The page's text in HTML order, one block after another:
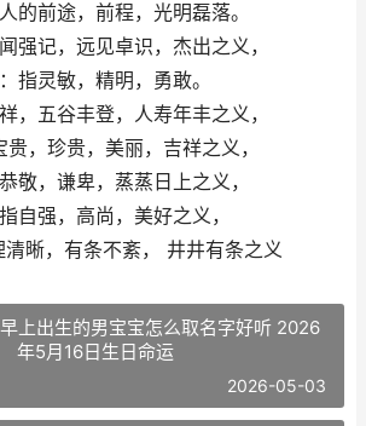
的前途，前程，光明磊落。
强记，远见卓识，杰出之义，
指灵敏，精明，勇敢。
，五谷丰登，人寿年丰之义，
贵，珍贵，美丽，吉祥之义，
敬，谦卑，蒸蒸日上之义，
自强，高尚，美好之义，
清晰，有条不紊， 井井有条之义
上出生的男宝宝怎么取名字好听 2026
年5月16日生日命运
2026-05-03